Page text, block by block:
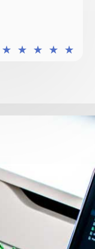
★ ★ ★ ★ ★